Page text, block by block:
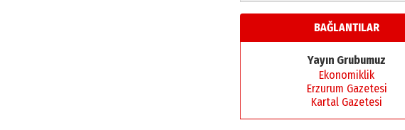
BAĞLANTILAR
Yayın Grubumuz
Ekonomiklik
Erzurum Gazetesi
Kartal Gazetesi